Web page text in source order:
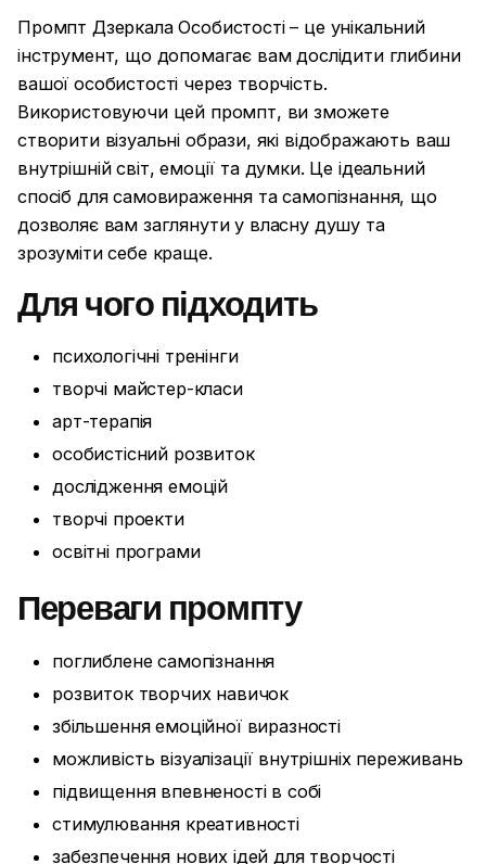
Промпт Дзеркала Особистості – це унікальний
інструмент, що допомагає вам дослідити глибини
вашої особистості через творчість.
Використовуючи цей промпт, ви зможете
створити візуальні образи, які відображають ваш
внутрішній світ, емоції та думки. Це ідеальний
спосіб для самовираження та самопізнання, що
дозволяє вам заглянути у власну душу та
зрозуміти себе краще.
Для чого підходить
психологічні тренінги
творчі майстер-класи
арт-терапія
особистісний розвиток
дослідження емоцій
творчі проекти
освітні програми
Переваги промпту
поглиблене самопізнання
розвиток творчих навичок
збільшення емоційної виразності
можливість візуалізації внутрішніх переживань
підвищення впевненості в собі
стимулювання креативності
забезпечення нових ідей для творчості